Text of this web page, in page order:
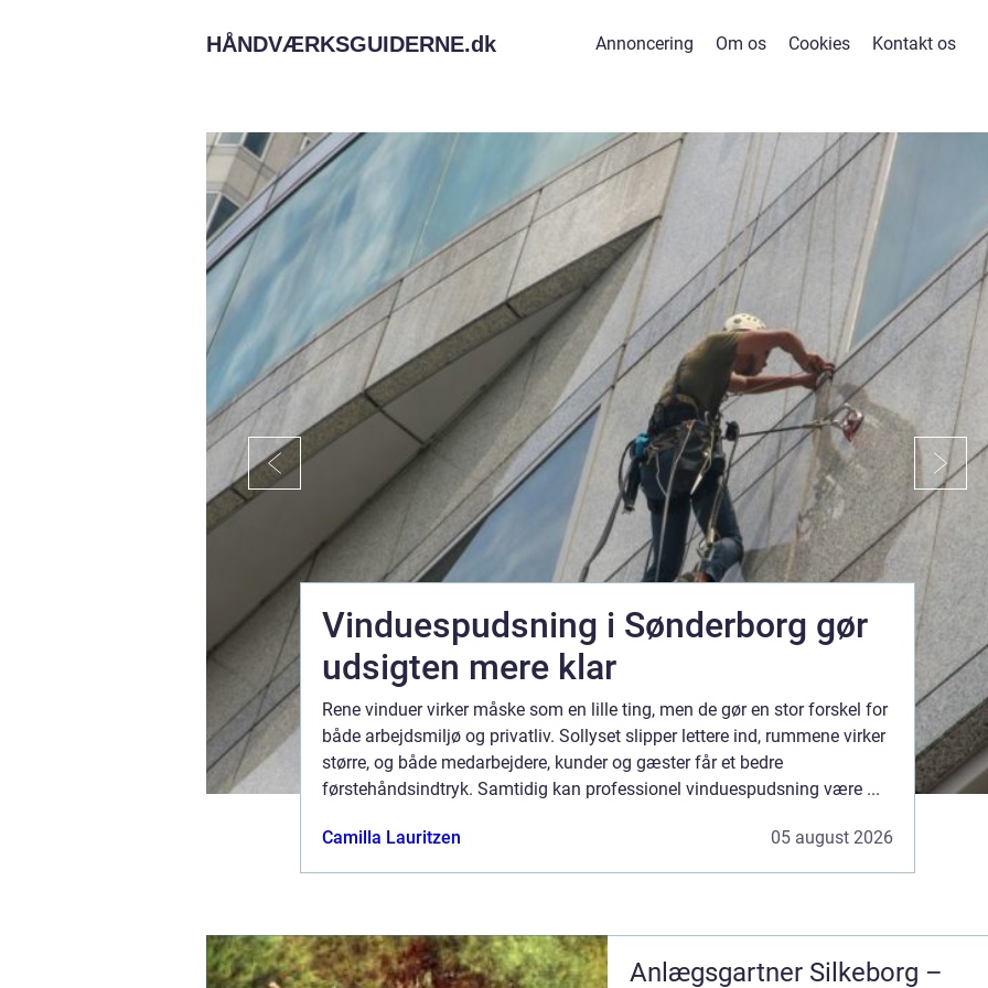
HÅNDVÆRKSGUIDERNE.dk Annoncering Om os Cookies Kontakt os
Vinduespudsning i Sønderborg gør
udsigten mere klar
Rene vinduer virker måske som en lille ting, men de gør en stor forskel for
både arbejdsmiljø og privatliv. Sollyset slipper lettere ind, rummene virker
større, og både medarbejdere, kunder og gæster får et bedre
førstehåndsindtryk. Samtidig kan professionel vinduespudsning være ...
Camilla Lauritzen 05 august 2026
Anlægsgartner Silkeborg –